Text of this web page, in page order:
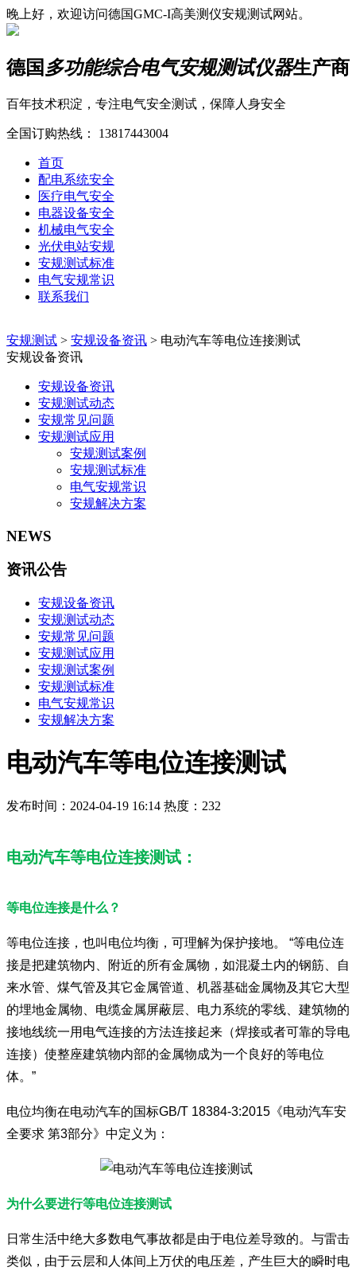
晚上好，欢迎访问德国GMC-I高美测仪安规测试网站。
德国 多功能综合电气安规测试仪器生产商
百年技术积淀，专注电气安全测试，保障人身安全
全国订购热线： 13817443004
首页
配电系统安全
医疗电气安全
电器设备安全
机械电气安全
光伏电站安规
安规测试标准
电气安规常识
联系我们
安规测试 > 安规设备资讯 > 电动汽车等电位连接测试
安规设备资讯
安规设备资讯
安规测试动态
安规常见问题
安规测试应用
安规测试案例
安规测试标准
电气安规常识
安规解决方案
NEWS
资讯公告
安规设备资讯
安规测试动态
安规常见问题
安规测试应用
安规测试案例
安规测试标准
电气安规常识
安规解决方案
电动汽车等电位连接测试
发布时间：2024-04-19 16:14 热度：232
电动汽车等电位连接测试：
等电位连接是什么？
等电位连接，也叫电位均衡，可理解为保护接地。 “等电位连
接是把建筑物内、附近的所有金属物，如混凝土内的钢筋、自
来水管、煤气管及其它金属管道、机器基础金属物及其它大型
的埋地金属物、电缆金属屏蔽层、电力系统的零线、建筑物的
接地线统一用电气连接的方法连接起来（焊接或者可靠的导电
连接）使整座建筑物内部的金属物成为一个良好的等电位
体。”
电位均衡在电动汽车的国标GB/T 18384-3:2015《电动汽车安
全要求 第3部分》中定义为：
为什么要进行等电位连接测试
日常生活中绝大多数电气事故都是由于电位差导致的。与雷击
类似，由于云层和人体间上万伏的电压差，产生巨大的瞬时电